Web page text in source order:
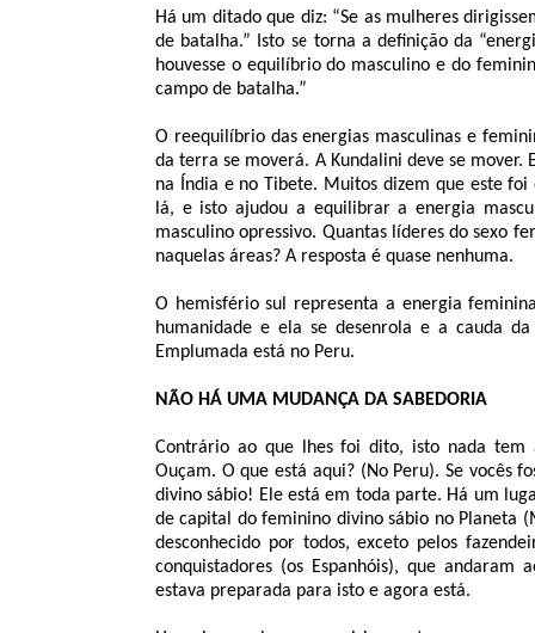
Há um ditado que diz: “Se as mulheres
de batalha.” Isto se torna a definição da
houvesse o equilíbrio do masculino e do
campo de batalha.”
O reequilíbrio das energias masculinas e
da terra se moverá. A Kundalini deve se
na Índia e no Tibete. Muitos dizem que este
lá, e isto ajudou a equilibrar a energia
masculino opressivo. Quantas líderes do sexo
naquelas áreas? A resposta é quase nenhuma.
O hemisfério sul representa a energia
humanidade e ela se desenrola e a cauda
Emplumada está no Peru.
NÃO HÁ UMA MUDANÇA DA SABEDORIA
Contrário ao que lhes foi dito, isto nada
Ouçam. O que está aqui? (No Peru). Se vocês
divino sábio! Ele está em toda parte. Há um
de capital do feminino divino sábio no Planeta
desconhecido por todos, exceto pelos
conquistadores (os Espanhóis), que
estava preparada para isto e agora está.